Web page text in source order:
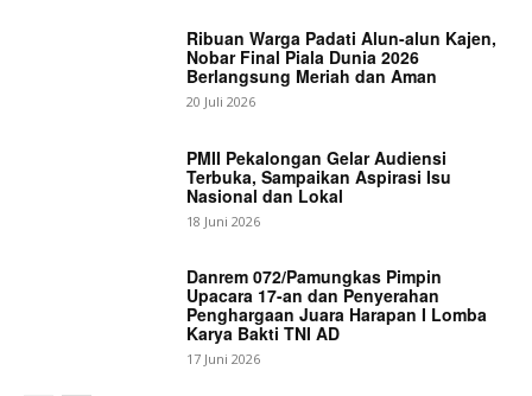
Ribuan Warga Padati Alun-alun Kajen,
Nobar Final Piala Dunia 2026
Berlangsung Meriah dan Aman
20 Juli 2026
PMII Pekalongan Gelar Audiensi
Terbuka, Sampaikan Aspirasi Isu
Nasional dan Lokal
18 Juni 2026
Danrem 072/Pamungkas Pimpin
Upacara 17-an dan Penyerahan
Penghargaan Juara Harapan I Lomba
Karya Bakti TNI AD
17 Juni 2026